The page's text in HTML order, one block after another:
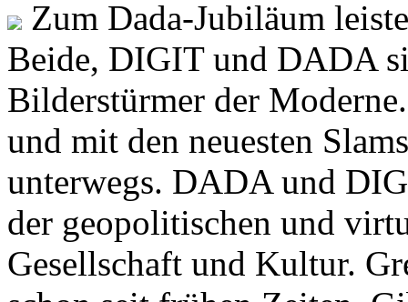
Zum Dada-Jubiläum
Beide, DIGIT und DADA
Bilderstürmer der
und mit den neuesten
unterwegs. DADA und
der geopolitischen und
Gesellschaft und Kultur.